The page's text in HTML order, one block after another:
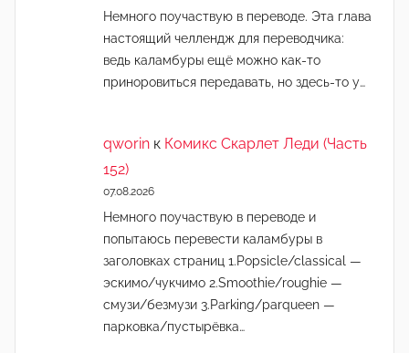
Немного поучаствую в переводе. Эта глава
настоящий челлендж для переводчика:
ведь каламбуры ещё можно как-то
приноровиться передавать, но здесь-то у…
qworin к Комикс Скарлет Леди (Часть
152)
07.08.2026
Немного поучаствую в переводе и
попытаюсь перевести каламбуры в
заголовках страниц 1.Popsicle/classical —
эскимо/чукчимо 2.Smoothie/roughie —
смузи/безмузи 3.Parking/parqueen —
парковка/пустырёвка…